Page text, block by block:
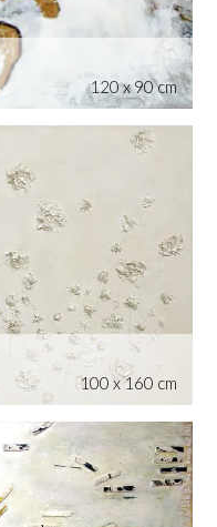
120 x 90 cm
100 x 160 cm